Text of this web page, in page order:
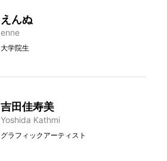
えんぬ
enne
大学院生
吉田佳寿美
Yoshida Kathmi
グラフィックアーティスト